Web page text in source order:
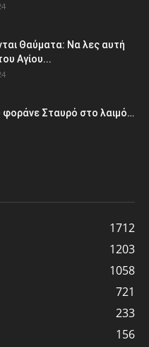
Θαύματα: Να λες αυτή
Αγίου...
φοράνε Σταυρό στο λαιμό…
1712
1203
1058
721
233
156